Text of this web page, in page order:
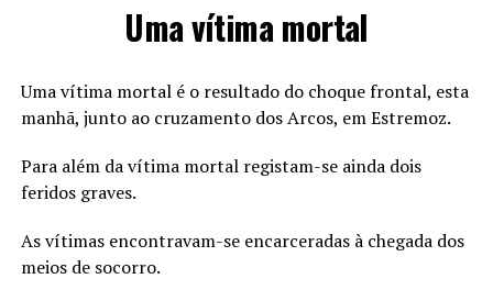
Uma vítima mortal
Uma vítima mortal é o resultado do choque frontal, esta
manhã, junto ao cruzamento dos Arcos, em Estremoz.
Para além da vítima mortal registam-se ainda dois
feridos graves.
As vítimas encontravam-se encarceradas à chegada dos
meios de socorro.